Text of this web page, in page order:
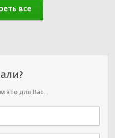
все
это для Вас.